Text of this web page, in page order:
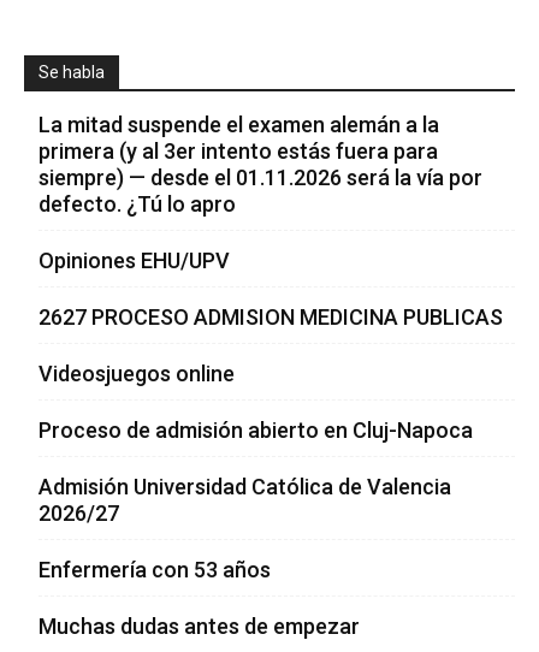
Se habla
La mitad suspende el examen alemán a la
primera (y al 3er intento estás fuera para
siempre) — desde el 01.11.2026 será la vía por
defecto. ¿Tú lo apro
Opiniones EHU/UPV
2627 PROCESO ADMISION MEDICINA PUBLICAS
Videosjuegos online
Proceso de admisión abierto en Cluj-Napoca
Admisión Universidad Católica de Valencia
2026/27
Enfermería con 53 años
Muchas dudas antes de empezar